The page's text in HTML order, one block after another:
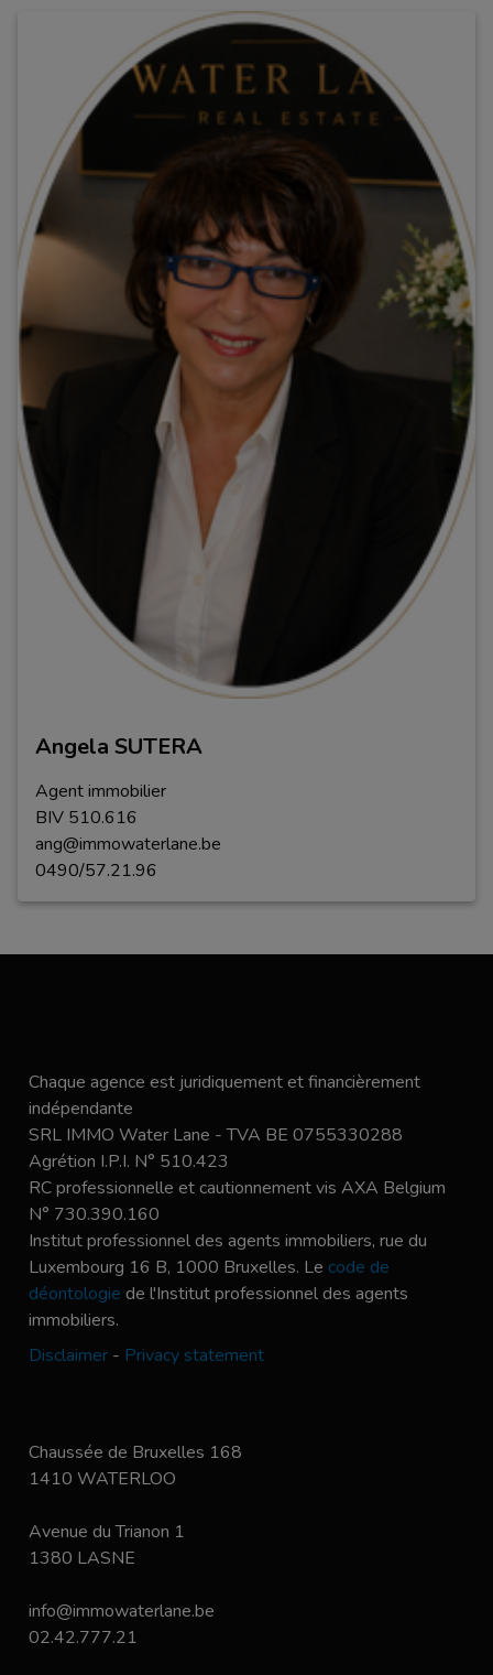
Angela SUTERA
Agent immobilier
BIV 510.616
ang@immowaterlane.be
0490/57.21.96
Chaque agence est juridiquement et financièrement
indépendante
SRL IMMO Water Lane - TVA BE 0755330288
Agrétion I.P.I. N° 510.423
RC professionnelle et cautionnement vis AXA Belgium
N° 730.390.160
Institut professionnel des agents immobiliers, rue du
Luxembourg 16 B, 1000 Bruxelles. Le code de
déontologie de l'Institut professionnel des agents
immobiliers.
Disclaimer - Privacy statement
Chaussée de Bruxelles 168
1410 WATERLOO
Avenue du Trianon 1
1380 LASNE
info@immowaterlane.be
02.42.777.21